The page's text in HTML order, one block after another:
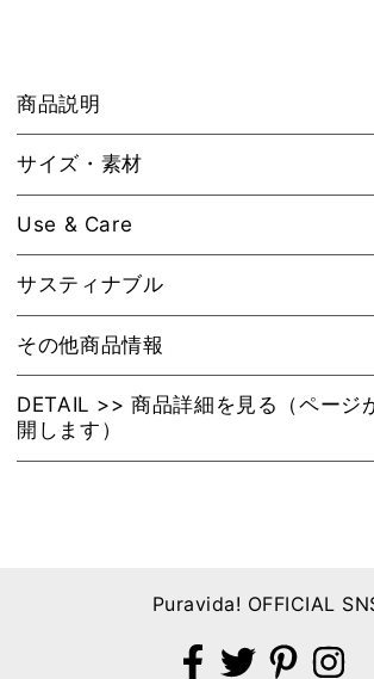
ス
滑
り
め
下
[SALE]
の
数
量
を
減
滑
り
靴
下
[SALE]
の
数
量
増
商品説明
サイズ・素材
Use & Care
サスティナブル
その他商品情報
DETAIL >> 商品詳細を見る（ページ
開します）
Puravida! OFFICIAL
Facebook
X Pinterest